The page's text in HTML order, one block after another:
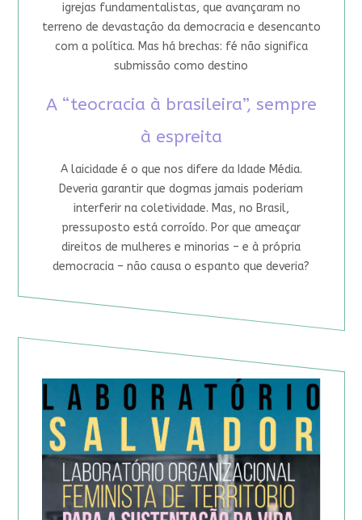
igrejas fundamentalistas, que avançaram no
terreno de devastação da democracia e desencanto
com a política. Mas há brechas: fé não significa
submissão como destino
A “teocracia à brasileira”, sempre
à espreita
A laicidade é o que nos difere da Idade Média.
Deveria garantir que dogmas jamais poderiam
interferir na coletividade. Mas, no Brasil,
pressuposto está corroído. Por que ameaçar
direitos de mulheres e minorias – e à própria
democracia – não causa o espanto que deveria?